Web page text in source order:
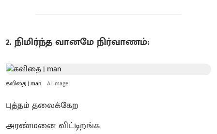
2. நிமிர்ந்த வானமே நிர்வாணம்:
கவிதை | man AI Image
புத்தம் தலைக்கேற
அரண்மனை விட்டிறங்க